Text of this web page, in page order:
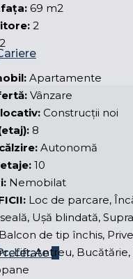
0
69 m2
2
2
Apartamente
Vânzare
Construcții noi
8
Autonomă
10
Nemobilat
Loc de parcare,
Ușă blindată,
de tip închis,
Lift, Antreu, Bucătărie,